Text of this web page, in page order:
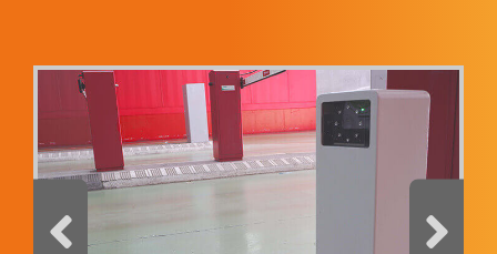
Comentario